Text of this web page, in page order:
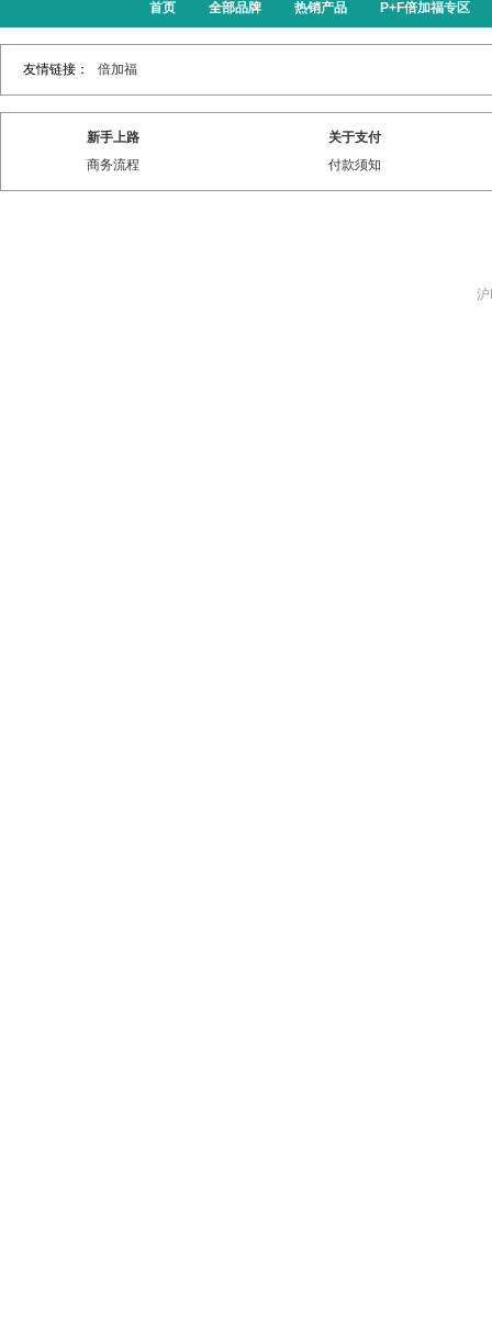
首页 全部品牌 热销产品 P+F倍加福专区
友情链接： 倍加福
新手上路
商务流程
关于支付
付款须知